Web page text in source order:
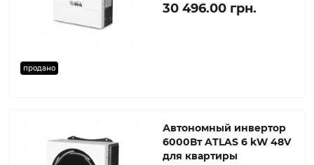
продано
30 496.00 грн.
Автономный инвертор
6000Вт ATLAS 6 kW 48V
для квартиры